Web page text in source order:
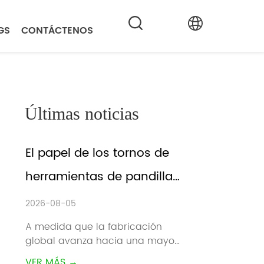
CONTÁCTENOS
Últimas noticias
El papel de los tornos de
herramientas de pandillas
en la fabricación
inteligente
2026-08-05
A medida que la fabricación
global avanza hacia una mayor
eficiencia, tiempos de entrega